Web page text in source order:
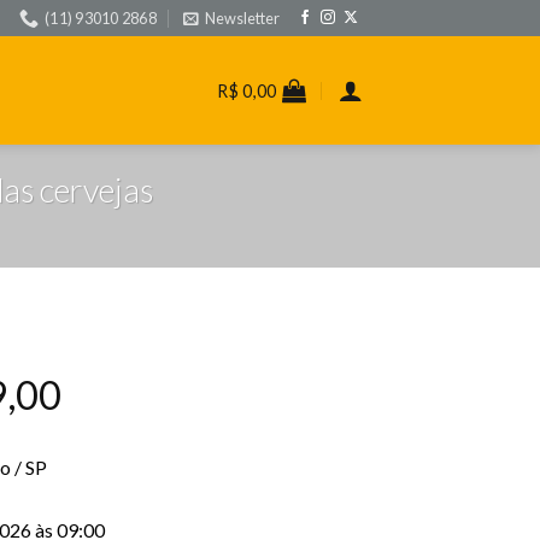
(11) 93010 2868 Newsletter
R$ 0,00
cervejas
/ SP
às 09:00